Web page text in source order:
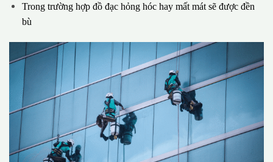
Trong trường hợp đồ đạc hỏng hóc hay mất mát sẽ được đền
bù